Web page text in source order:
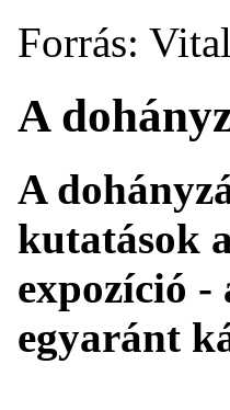
Forrás:
A
A
kutatások
expozíció -
egyaránt